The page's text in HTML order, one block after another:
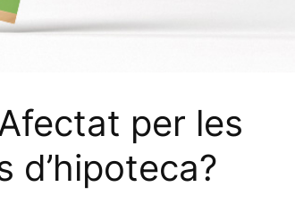
per les
d’hipoteca?